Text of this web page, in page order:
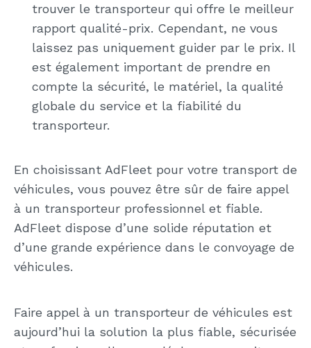
trouver le transporteur qui offre le meilleur
rapport qualité-prix. Cependant, ne vous
laissez pas uniquement guider par le prix. Il
est également important de prendre en
compte la sécurité, le matériel, la qualité
globale du service et la fiabilité du
transporteur.
En choisissant AdFleet pour votre transport de
véhicules, vous pouvez être sûr de faire appel
à un transporteur professionnel et fiable.
AdFleet dispose d’une solide réputation et
d’une grande expérience dans le convoyage de
véhicules.
Faire appel à un transporteur de véhicules est
aujourd’hui la solution la plus fiable, sécurisée